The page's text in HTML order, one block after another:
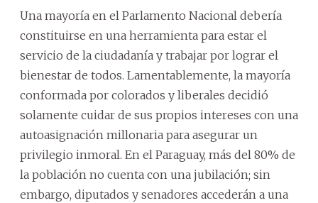
Una mayoría en el Parlamento Nacional debería
constituirse en una herramienta para estar el
servicio de la ciudadanía y trabajar por lograr el
bienestar de todos. Lamentablemente, la mayoría
conformada por colorados y liberales decidió
solamente cuidar de sus propios intereses con una
autoasignación millonaria para asegurar un
privilegio inmoral. En el Paraguay, más del 80% de
la población no cuenta con una jubilación; sin
embargo, diputados y senadores accederán a una